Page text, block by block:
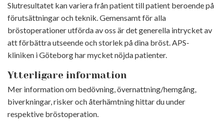
Slutresultatet kan variera från patient till patient beroende på
förutsättningar och teknik. Gemensamt för alla
bröstoperationer utförda av oss är det generella intrycket av
att förbättra utseende och storlek på dina bröst. APS-
kliniken i Göteborg har mycket nöjda patienter.
Ytterligare information
Mer information om bedövning, övernattning/hemgång,
biverkningar, risker och återhämtning hittar du under
respektive bröstoperation.